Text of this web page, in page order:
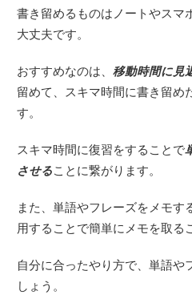
書き留めるものはノートやスマ
大丈夫です。
おすすめなのは、 移動時間に見
留めて、スキマ時間に書き留め
す。
スキマ時間に復習をすることで
させることに繋がります。
また、単語やフレーズをメモす
用することで簡単にメモを取る
自分に合ったやり方で、単語や
しょう。